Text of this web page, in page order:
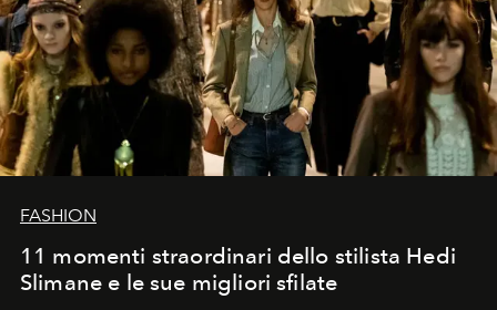
FASHION
11 momenti straordinari dello stilista Hedi
Slimane e le sue migliori sfilate